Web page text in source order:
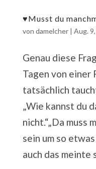
♥️Musst du
von damelcher| Aug.
Genau diese
Tagen von einer
tatsächlich
„Wie kannst du
nicht.“„Da muss
sein um so etwas
auch das meinte